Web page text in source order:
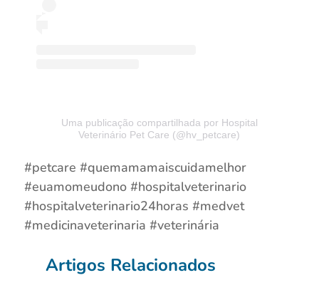
Uma publicação compartilhada por Hospital
Veterinário Pet Care (@hv_petcare)
#petcare #quemamamaiscuidamelhor
#euamomeudono #hospitalveterinario
#hospitalveterinario24horas #medvet
#medicinaveterinaria #veterinária
Artigos Relacionados